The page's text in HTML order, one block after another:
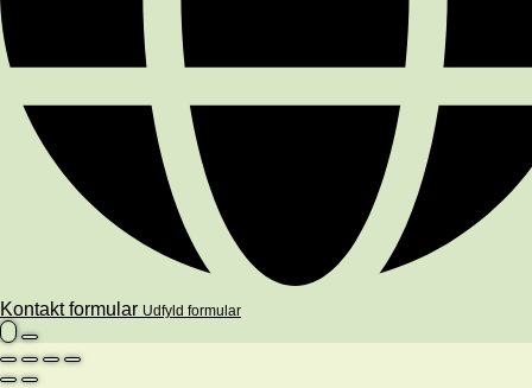
Kontakt formular Udfyld formular